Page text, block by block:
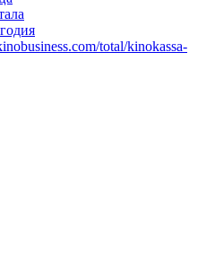
total/kinokassa-